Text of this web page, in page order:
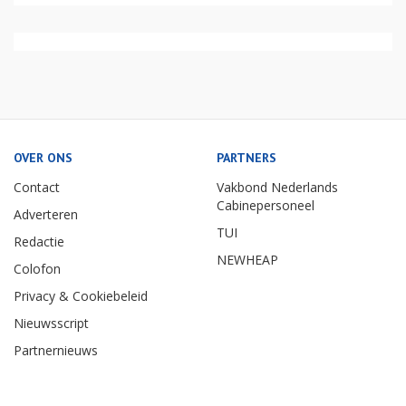
OVER ONS
Contact
Adverteren
Redactie
Colofon
Privacy & Cookiebeleid
Nieuwsscript
Partnernieuws
PARTNERS
Vakbond Nederlands
Cabinepersoneel
TUI
NEWHEAP